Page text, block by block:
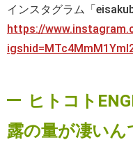
インスタグラム「
https://
ヒトコト
露の量が凄いん